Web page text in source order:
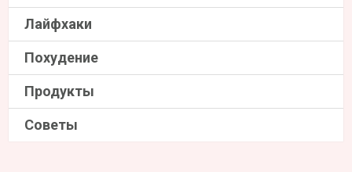
Лайфхаки
Похудение
Продукты
Советы